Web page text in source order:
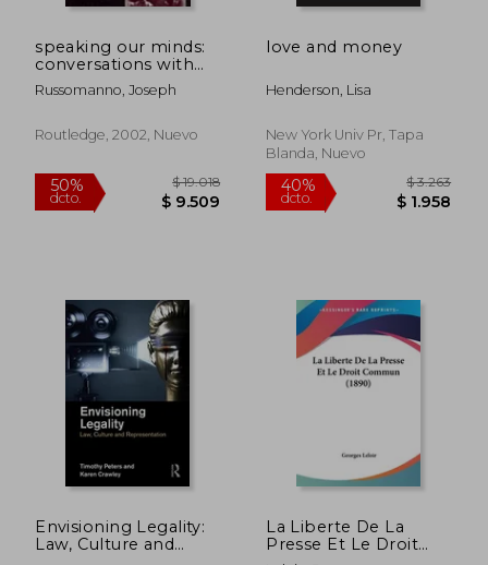
50% 50%
50%
dcto.
$ 18.360 50%
dcto.
speaking our minds:
conversations with
the people behind
landmark first
(en Inglés)
Russomanno, Joseph
Routledge, 2002, Nuevo
love and money
Henderson, Lisa
New York Univ Pr, Tapa
Blanda, Nuevo
Envisioning Legality:
Law, Culture and
La Liberte De La
Presse Et Le Droit